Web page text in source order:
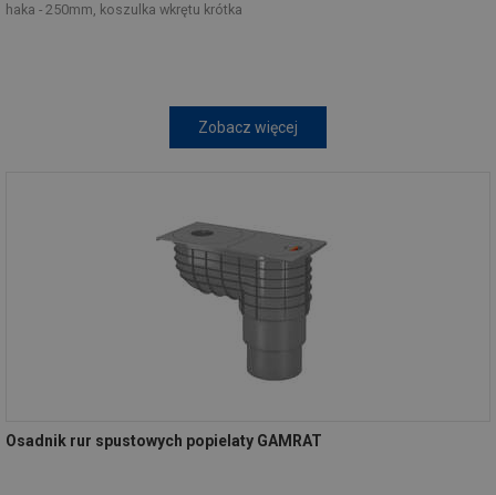
haka - 250mm, koszulka wkrętu krótka
Zobacz więcej
Osadnik rur spustowych popielaty GAMRAT